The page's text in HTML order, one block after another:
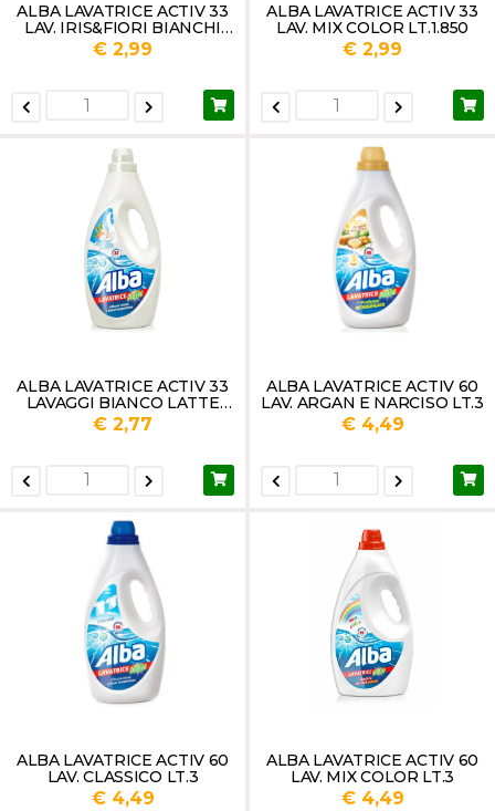
ALBA LAVATRICE ACTIV 33
LAV. IRIS&FIORI BIANCHI
LT.1.85
€ 2,99
ALBA LAVATRICE ACTIV 33
LAV. MIX COLOR LT.1.850
€ 2,99
ALBA LAVATRICE ACTIV 33
LAVAGGI BIANCO LATTE
LT.1,85
€ 2,77
ALBA LAVATRICE ACTIV 60
LAV. ARGAN E NARCISO LT.3
€ 4,49
ALBA LAVATRICE ACTIV 60
LAV. CLASSICO LT.3
€ 4,49
ALBA LAVATRICE ACTIV 60
LAV. MIX COLOR LT.3
€ 4,49